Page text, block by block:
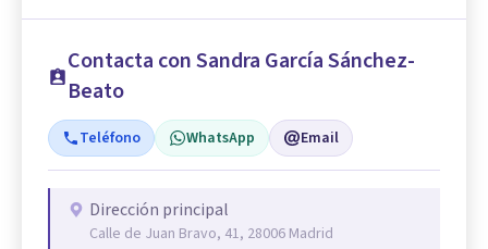
Contacta con Sandra García Sánchez-
Beato
Teléfono WhatsApp Email
Dirección principal
Calle de Juan Bravo, 41, 28006 Madrid